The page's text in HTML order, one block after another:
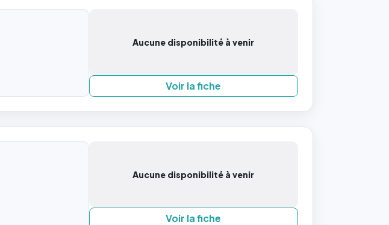
Aucune disponibilité à venir
Voir la fiche
Aucune disponibilité à venir
Voir la fiche